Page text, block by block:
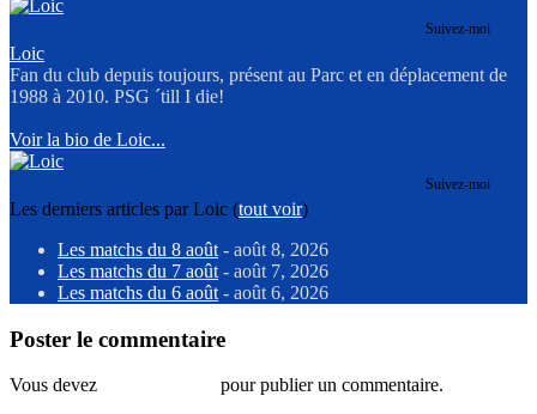
Suivez-moi
Loic
Fan du club depuis toujours, présent au Parc et en déplacement de
1988 à 2010. PSG ´till I die!
Voir la bio de Loic...
Suivez-moi
Les derniers articles par Loic (tout voir)
Les matchs du 8 août - août 8, 2026
Les matchs du 7 août - août 7, 2026
Les matchs du 6 août - août 6, 2026
Poster le commentaire
Vous devez pour publier un commentaire.